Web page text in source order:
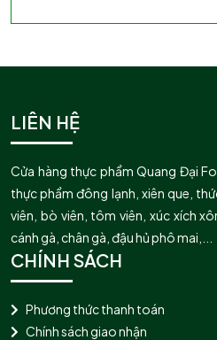
LIÊN HỆ
Cửa hàng thực phẩm Quang Đại
thực phẩm đông lạnh, xiên que,
viên, bò viên, tôm viên, xúc xích
cánh gà, chân gà, đậu hủ phô mai,...
CHÍNH SÁCH
Phương thức thanh toán
Chính sách giao nhận